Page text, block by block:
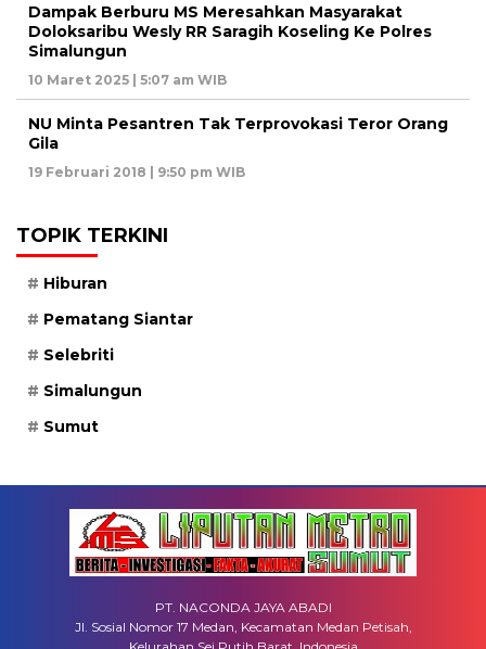
Dampak Berburu MS Meresahkan Masyarakat
Doloksaribu Wesly RR Saragih Koseling Ke Polres
Simalungun
10 Maret 2025 | 5:07 am WIB
NU Minta Pesantren Tak Terprovokasi Teror Orang
Gila
19 Februari 2018 | 9:50 pm WIB
TOPIK TERKINI
Hiburan
Pematang Siantar
Selebriti
Simalungun
Sumut
PT. NACONDA JAYA ABADI
Jl. Sosial Nomor 17 Medan, Kecamatan Medan Petisah,